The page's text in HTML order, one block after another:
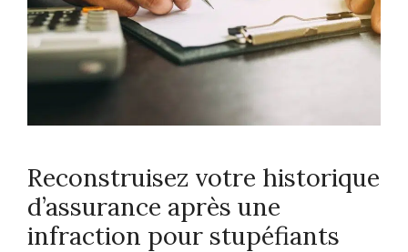
Reconstruisez votre historique
d’assurance après une
infraction pour stupéfiants